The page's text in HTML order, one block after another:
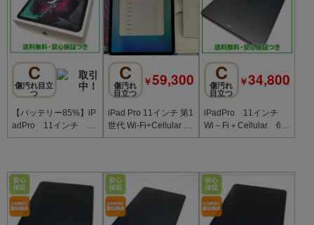
C
傷汚れ目立
つ
【バッテリー85%】iP
adPro 11インチ Wi
－Fi＋Cellular 256G
C
傷汚れ
目立つ
￥59,300
iPad Pro 11インチ 第1
世代 Wi-Fi+Cellular 51
2GB スペースグレイ
C
傷汚れ
目立つ
￥34,800
iPadPro 11インチ
Wi－Fi＋Cellular 64
GB スペースグレイ